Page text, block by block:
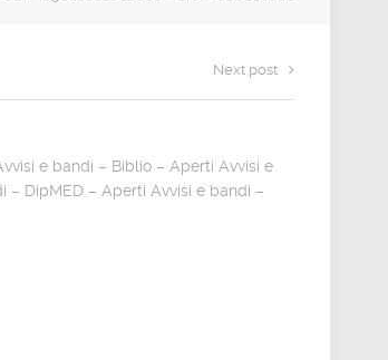
Next post
e bandi – Biblio – Aperti Avvisi e
– DipMED – Aperti Avvisi e bandi –